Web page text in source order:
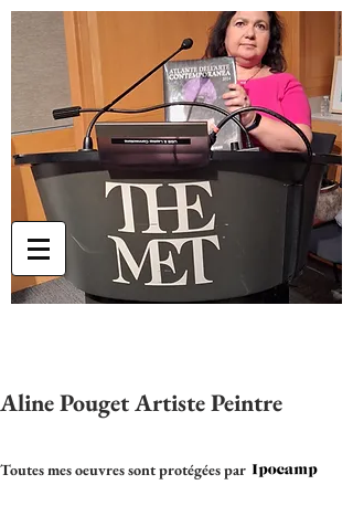
Aline Pouget Artiste Peintre
Toutes mes oeuvres sont protégées par